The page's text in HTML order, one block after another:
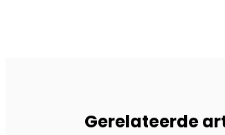
Gerelateerde